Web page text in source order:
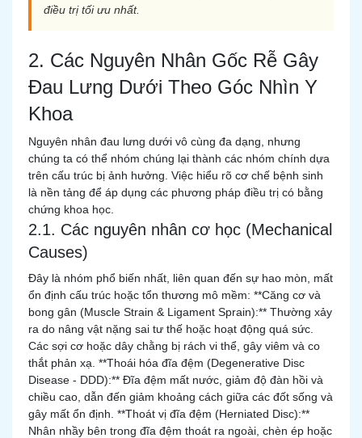
điều trị tối ưu nhất.
2. Các Nguyên Nhân Gốc Rễ Gây
Đau Lưng Dưới Theo Góc Nhìn Y
Khoa
Nguyên nhân đau lưng dưới vô cùng đa dạng, nhưng
chúng ta có thể nhóm chúng lại thành các nhóm chính dựa
trên cấu trúc bị ảnh hưởng. Việc hiểu rõ cơ chế bệnh sinh
là nền tảng để áp dụng các phương pháp điều trị có bằng
chứng khoa học.
2.1. Các nguyên nhân cơ học (Mechanical
Causes)
Đây là nhóm phổ biến nhất, liên quan đến sự hao mòn, mất
ổn định cấu trúc hoặc tổn thương mô mềm: **Căng cơ và
bong gân (Muscle Strain & Ligament Sprain):** Thường xảy
ra do nâng vật nặng sai tư thế hoặc hoạt động quá sức.
Các sợi cơ hoặc dây chằng bị rách vi thể, gây viêm và co
thắt phản xạ. **Thoái hóa đĩa đệm (Degenerative Disc
Disease - DDD):** Đĩa đệm mất nước, giảm độ đàn hồi và
chiều cao, dẫn đến giảm khoảng cách giữa các đốt sống và
gây mất ổn định. **Thoát vị đĩa đệm (Herniated Disc):**
Nhân nhầy bên trong đĩa đệm thoát ra ngoài, chèn ép hoặc